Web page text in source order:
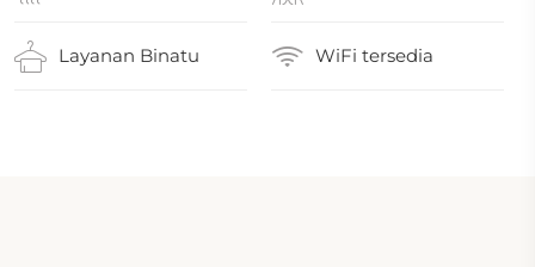
Layanan Binatu WiFi tersedia